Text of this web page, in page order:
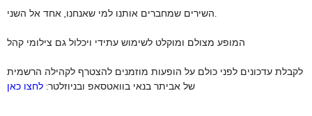
השירים שמחברים אותנו למי שאנחנו, אחד אל השני.
המופע מצולם ומוקלט לשימוש עתידי ויכלול גם צילומי קהל
לקבלת עדכונים לפני כולם על הופעות מוזמנים להצטרף לקהילה הרשמית
של אביתר בנאי בוואטסאפ ובניוזלטר: לחצו כאן